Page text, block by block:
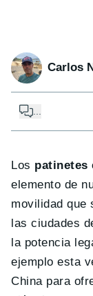
Carlos
Los patinetes
elemento de
movilidad que
las ciudades
la potencia
ejemplo esta
China para